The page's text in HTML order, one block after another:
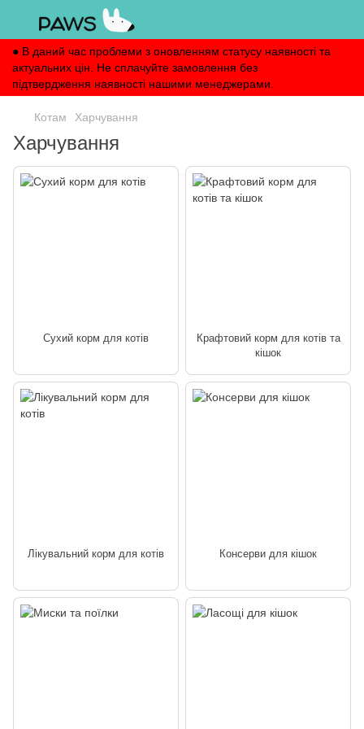
● В даний час проблеми з оновленням статусу наявності та
актуальних цін. Не сплачуйте замовлення без
підтвердження наявності нашими менеджерами.
Котам Харчування
Харчування
Сухий корм для котів
Крафтовий корм для котів та
кішок
Лікувальний корм для котів Консерви для кішок